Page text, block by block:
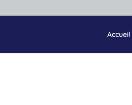
Accueil